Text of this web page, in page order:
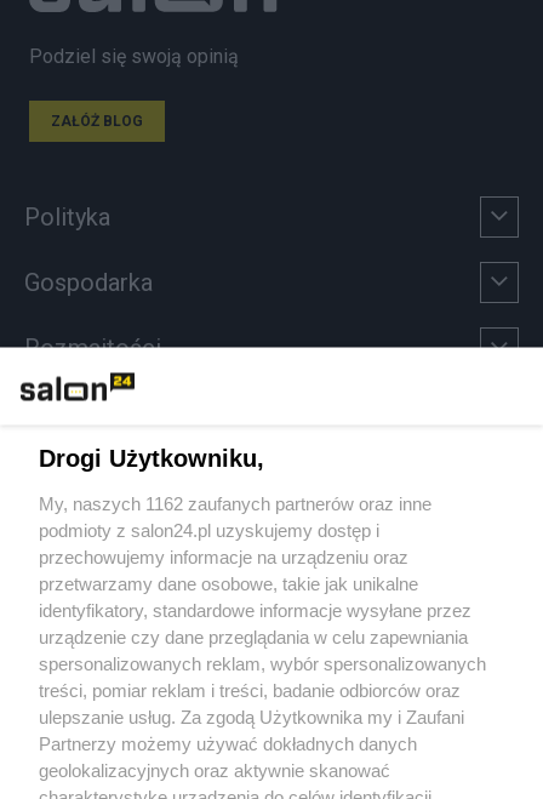
Podziel się swoją opinią
ZAŁÓŻ BLOG
Polityka
Gospodarka
Rozmaitości
Sport
Społeczeństwo
Kultura
X Facebook Instagram Youtube
Drogi Użytkowniku,
My, naszych 1162 zaufanych partnerów oraz inne
podmioty z salon24.pl uzyskujemy dostęp i
przechowujemy informacje na urządzeniu oraz
przetwarzamy dane osobowe, takie jak unikalne
identyfikatory, standardowe informacje wysyłane przez
urządzenie czy dane przeglądania w celu zapewniania
spersonalizowanych reklam, wybór spersonalizowanych
treści, pomiar reklam i treści, badanie odbiorców oraz
ulepszanie usług. Za zgodą Użytkownika my i Zaufani
Partnerzy możemy używać dokładnych danych
geolokalizacyjnych oraz aktywnie skanować